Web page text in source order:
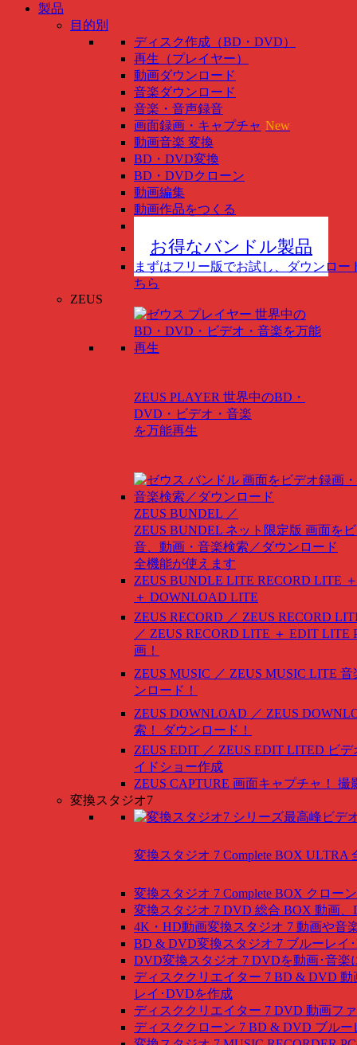
製品
目的別
ディスク作成（BD・DVD）
再生（プレイヤー）
動画ダウンロード
音楽ダウンロード
音楽・音声録音
画面録画・キャプチャ New
動画音楽 変換
BD・DVD変換
BD・DVDクローン
動画編集
動画作品をつくる
お得なバンドル製品
まずはフリー版でお試し、ダウンロー
ちら
ZEUS
ZEUS PLAYER 世界中のBD・
DVD・ビデオ・音楽
を万能再生
ZEUS BUNDEL ／
ZEUS BUNDEL ネット限定版 画面を
音、動画・音楽検索／ダウンロード
全機能が使えます
ZEUS BUNDLE LITE RECORD LITE
＋ DOWNLOAD LITE
ZEUS RECORD ／ ZEUS RECORD
／ ZEUS RECORD LITE ＋ EDIT LITE
画！
ZEUS MUSIC ／ ZEUS MUSIC LITE 音
ンロード！
ZEUS DOWNLOAD ／ ZEUS
索！ ダウンロード！
ZEUS EDIT ／ ZEUS EDIT LITED ビ
イドショー作成
ZEUS CAPTURE 画面キャプチャ！ 撮
変換スタジオ7
変換スタジオ 7 Complete BOX ULTRA
変換スタジオ 7 Complete BOX クロー
変換スタジオ 7 DVD 総合 BOX 動画、
4K・HD動画変換スタジオ 7 動画や音
BD & DVD変換スタジオ 7 ブルーレイ
DVD変換スタジオ 7 DVDを動画･音楽
ディスククリエイター 7 BD & DVD 動
レイ･DVDを作成
ディスククリエイター 7 DVD 動画フ
ディスククローン 7 BD & DVD ブルー